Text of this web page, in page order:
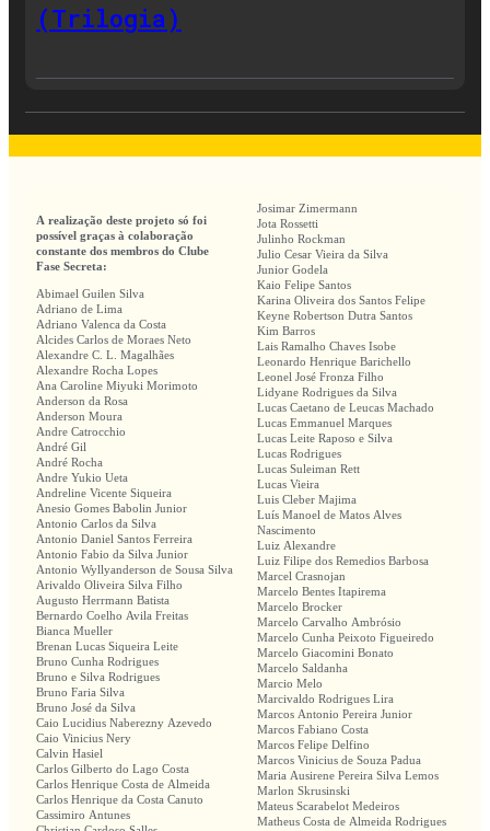
(Trilogia)
A realização deste projeto só foi
possível graças à colaboração
constante dos membros do Clube
Fase Secreta:
Abimael Guilen Silva
Adriano de Lima
Adriano Valenca da Costa
Alcides Carlos de Moraes Neto
Alexandre C. L. Magalhães
Alexandre Rocha Lopes
Ana Caroline Miyuki Morimoto
Anderson da Rosa
Anderson Moura
Andre Catrocchio
André Gil
André Rocha
Andre Yukio Ueta
Andreline Vicente Siqueira
Anesio Gomes Babolin Junior
Antonio Carlos da Silva
Antonio Daniel Santos Ferreira
Antonio Fabio da Silva Junior
Antonio Wyllyanderson de Sousa Silva
Arivaldo Oliveira Silva Filho
Augusto Herrmann Batista
Bernardo Coelho Avila Freitas
Bianca Mueller
Brenan Lucas Siqueira Leite
Bruno Cunha Rodrigues
Bruno e Silva Rodrigues
Bruno Faria Silva
Bruno José da Silva
Caio Lucidius Naberezny Azevedo
Caio Vinicius Nery
Calvin Hasiel
Carlos Gilberto do Lago Costa
Carlos Henrique Costa de Almeida
Carlos Henrique da Costa Canuto
Cassimiro Antunes
Josimar Zimermann
Jota Rossetti
Julinho Rockman
Julio Cesar Vieira da Silva
Junior Godela
Kaio Felipe Santos
Karina Oliveira dos Santos Felipe
Keyne Robertson Dutra Santos
Kim Barros
Lais Ramalho Chaves Isobe
Leonardo Henrique Barichello
Leonel José Fronza Filho
Lidyane Rodrigues da Silva
Lucas Caetano de Leucas Machado
Lucas Emmanuel Marques
Lucas Leite Raposo e Silva
Lucas Rodrigues
Lucas Suleiman Rett
Lucas Vieira
Luis Cleber Majima
Luís Manoel de Matos Alves
Nascimento
Luiz Alexandre
Luiz Filipe dos Remedios Barbosa
Marcel Crasnojan
Marcelo Bentes Itapirema
Marcelo Brocker
Marcelo Carvalho Ambrósio
Marcelo Cunha Peixoto Figueiredo
Marcelo Giacomini Bonato
Marcelo Saldanha
Marcio Melo
Marcivaldo Rodrigues Lira
Marcos Antonio Pereira Junior
Marcos Fabiano Costa
Marcos Felipe Delfino
Marcos Vinicius de Souza Padua
Maria Ausirene Pereira Silva Lemos
Marlon Skrusinski
Mateus Scarabelot Medeiros
Matheus Costa de Almeida Rodrigues